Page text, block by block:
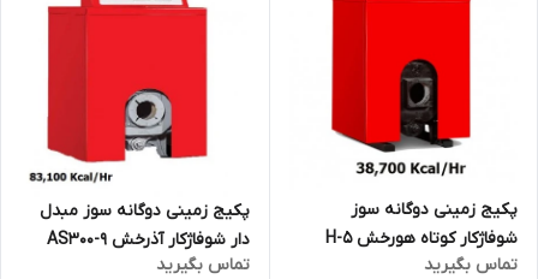
پکیج زمینی دوگانه سوز
شوفاژکار کوتاه هورخش H-5
تماس بگیرید
پکیج زمینی دوگانه سوز مبدل
دار شوفاژکار آذرخش AS300-9
تماس بگیرید